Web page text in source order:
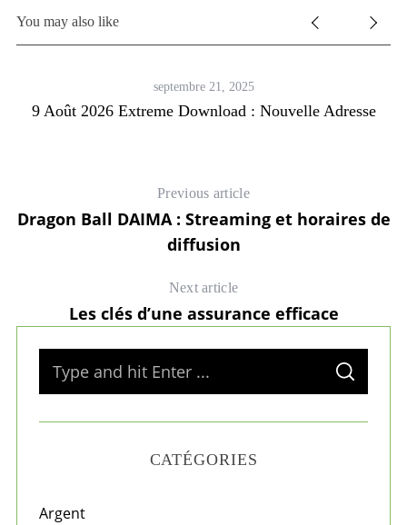
You may also like
septembre 21, 2025
9 Août 2026 Extreme Download : Nouvelle Adresse
Previous article
Dragon Ball DAIMA : Streaming et horaires de
diffusion
Next article
Les clés d’une assurance efficace
f
S
A
C
CATÉGORIES
Argent